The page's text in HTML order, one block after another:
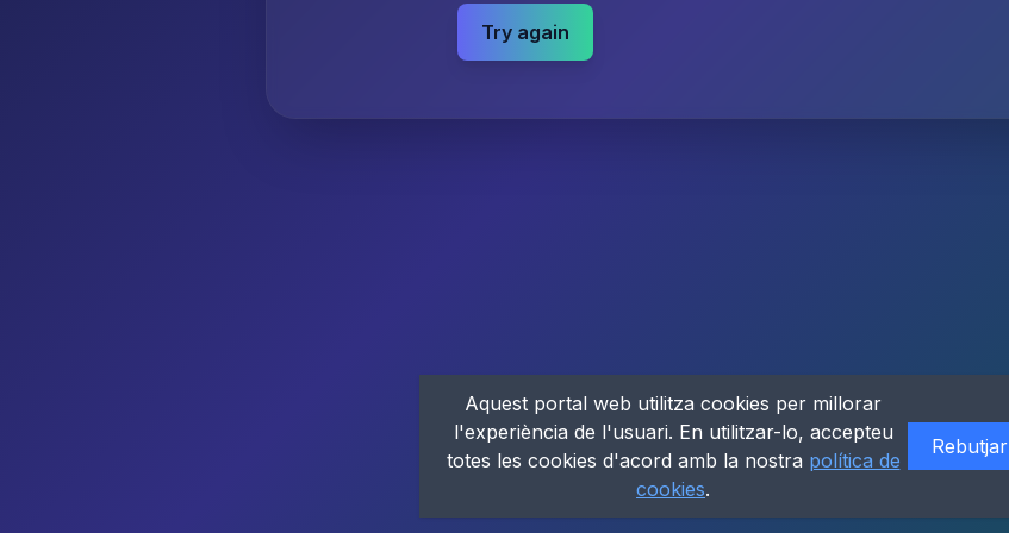
Try again
Aquest portal web utilitza cookies per millorar
l'experiència de l'usuari. En utilitzar-lo, accepteu
totes les cookies d'acord amb la nostra política de
cookies.
Rebutjar